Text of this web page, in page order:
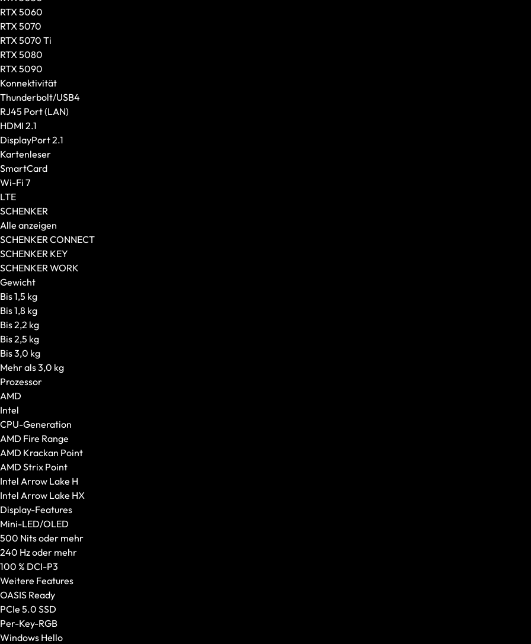
RTX 5060
RTX 5070
RTX 5070 Ti
RTX 5080
RTX 5090
Konnektivität
Thunderbolt/USB4
RJ45 Port (LAN)
HDMI 2.1
DisplayPort 2.1
Kartenleser
SmartCard
Wi-Fi 7
LTE
SCHENKER
Alle anzeigen
SCHENKER CONNECT
SCHENKER KEY
SCHENKER WORK
Gewicht
Bis 1,5 kg
Bis 1,8 kg
Bis 2,2 kg
Bis 2,5 kg
Bis 3,0 kg
Mehr als 3,0 kg
Prozessor
AMD
Intel
CPU-Generation
AMD Fire Range
AMD Krackan Point
AMD Strix Point
Intel Arrow Lake H
Intel Arrow Lake HX
Display-Features
Mini-LED/OLED
500 Nits oder mehr
240 Hz oder mehr
100 % DCI-P3
Weitere Features
OASIS Ready
PCIe 5.0 SSD
Per-Key-RGB
Windows Hello
Alle anzeigen
XMG x GameStar
Gaming-Laptops
Creator-Laptops
Größe und Gewicht
Displaygröße
Gewicht
GPU und CPU
Grafikkarte
Prozessor
CPU-Generation
Ausstattung
Konnektivität
Display-Features
Weitere Features
XMG
Modellserie
Editions
CPU
SCHENKER
Modellserie
Empfohlen für
Gaming-PCs
Alle anzeigen
Grafikkarte in Startkonfiguration
Konfigurierbare Grafikkarte
Gehäuseart
Gehäusegröße
Gehäuseausstattung
VR-Brillen
Alle anzeigen
Standalone VR-Brillen
PC-VR-Headsets